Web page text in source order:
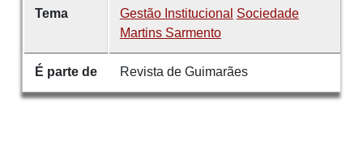
Tema Gestão Institucional Sociedade
Martins Sarmento
É parte de Revista de Guimarães